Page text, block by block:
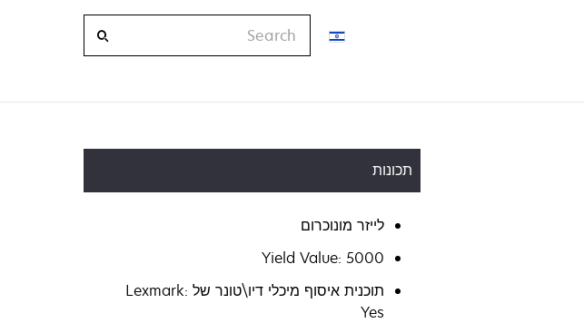
Search
תכונות
לייזר מונוכרום
Yield Value: 5000
תוכנית איסוף מיכלי דיו\טונר של Lexmark:
Yes